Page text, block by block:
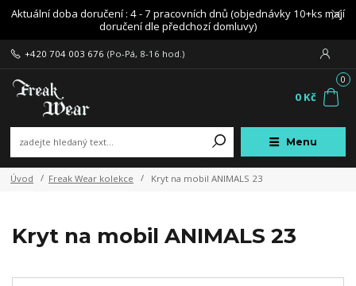
Aktuální doba doručení : 4 - 7 pracovních dnů (objednávky 10+ks mají
doručení dle předchozí domluvy)
Menu
+420 704 003 676 (Po-Pá, 8-16 hod.)
0
0 Kč
Úvod Freak Wear kolekce Kryt na mobil ANIMALS 23
Kryt na mobil ANIMALS 23